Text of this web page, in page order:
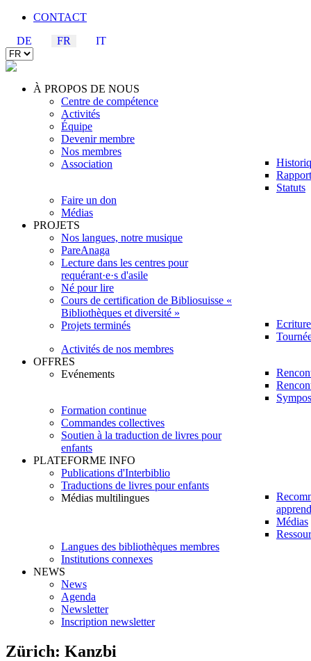
CONTACT
DE
FR IT
À PROPOS DE NOUS
Centre de compétence
Activités
Équipe
Devenir membre
Nos membres
Association
Statuts
Faire un don
Médias
PROJETS
Nos langues, notre musique
PareAnaga
Lecture dans les centres pour
requérant·e·s d'asile
Né pour lire
Cours de certification de Bibliosuisse «
Bibliothèques et diversité »
Projets terminés
Activités de nos membres
OFFRES
Evénements
Formation continue
Commandes collectives
Soutien à la traduction de livres pour
enfants
PLATEFORME INFO
Publications d'Interbiblio
Traductions de livres pour enfants
Médias multilingues
Médias
Langues des bibliothèques membres
Institutions connexes
NEWS
News
Agenda
Newsletter
Inscription newsletter
Zürich: Kanzbi